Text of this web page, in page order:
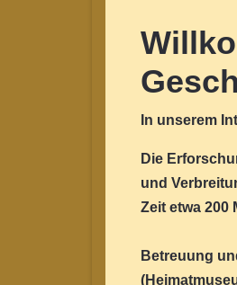
In unserem
Die
und
Zeit etwa 200
Betreuung